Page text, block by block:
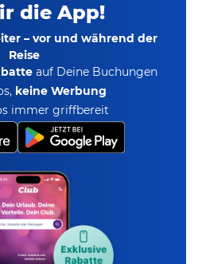
die App!
– vor und während der
Reise
auf Deine Buchungen
keine Werbung
immer griffbereit